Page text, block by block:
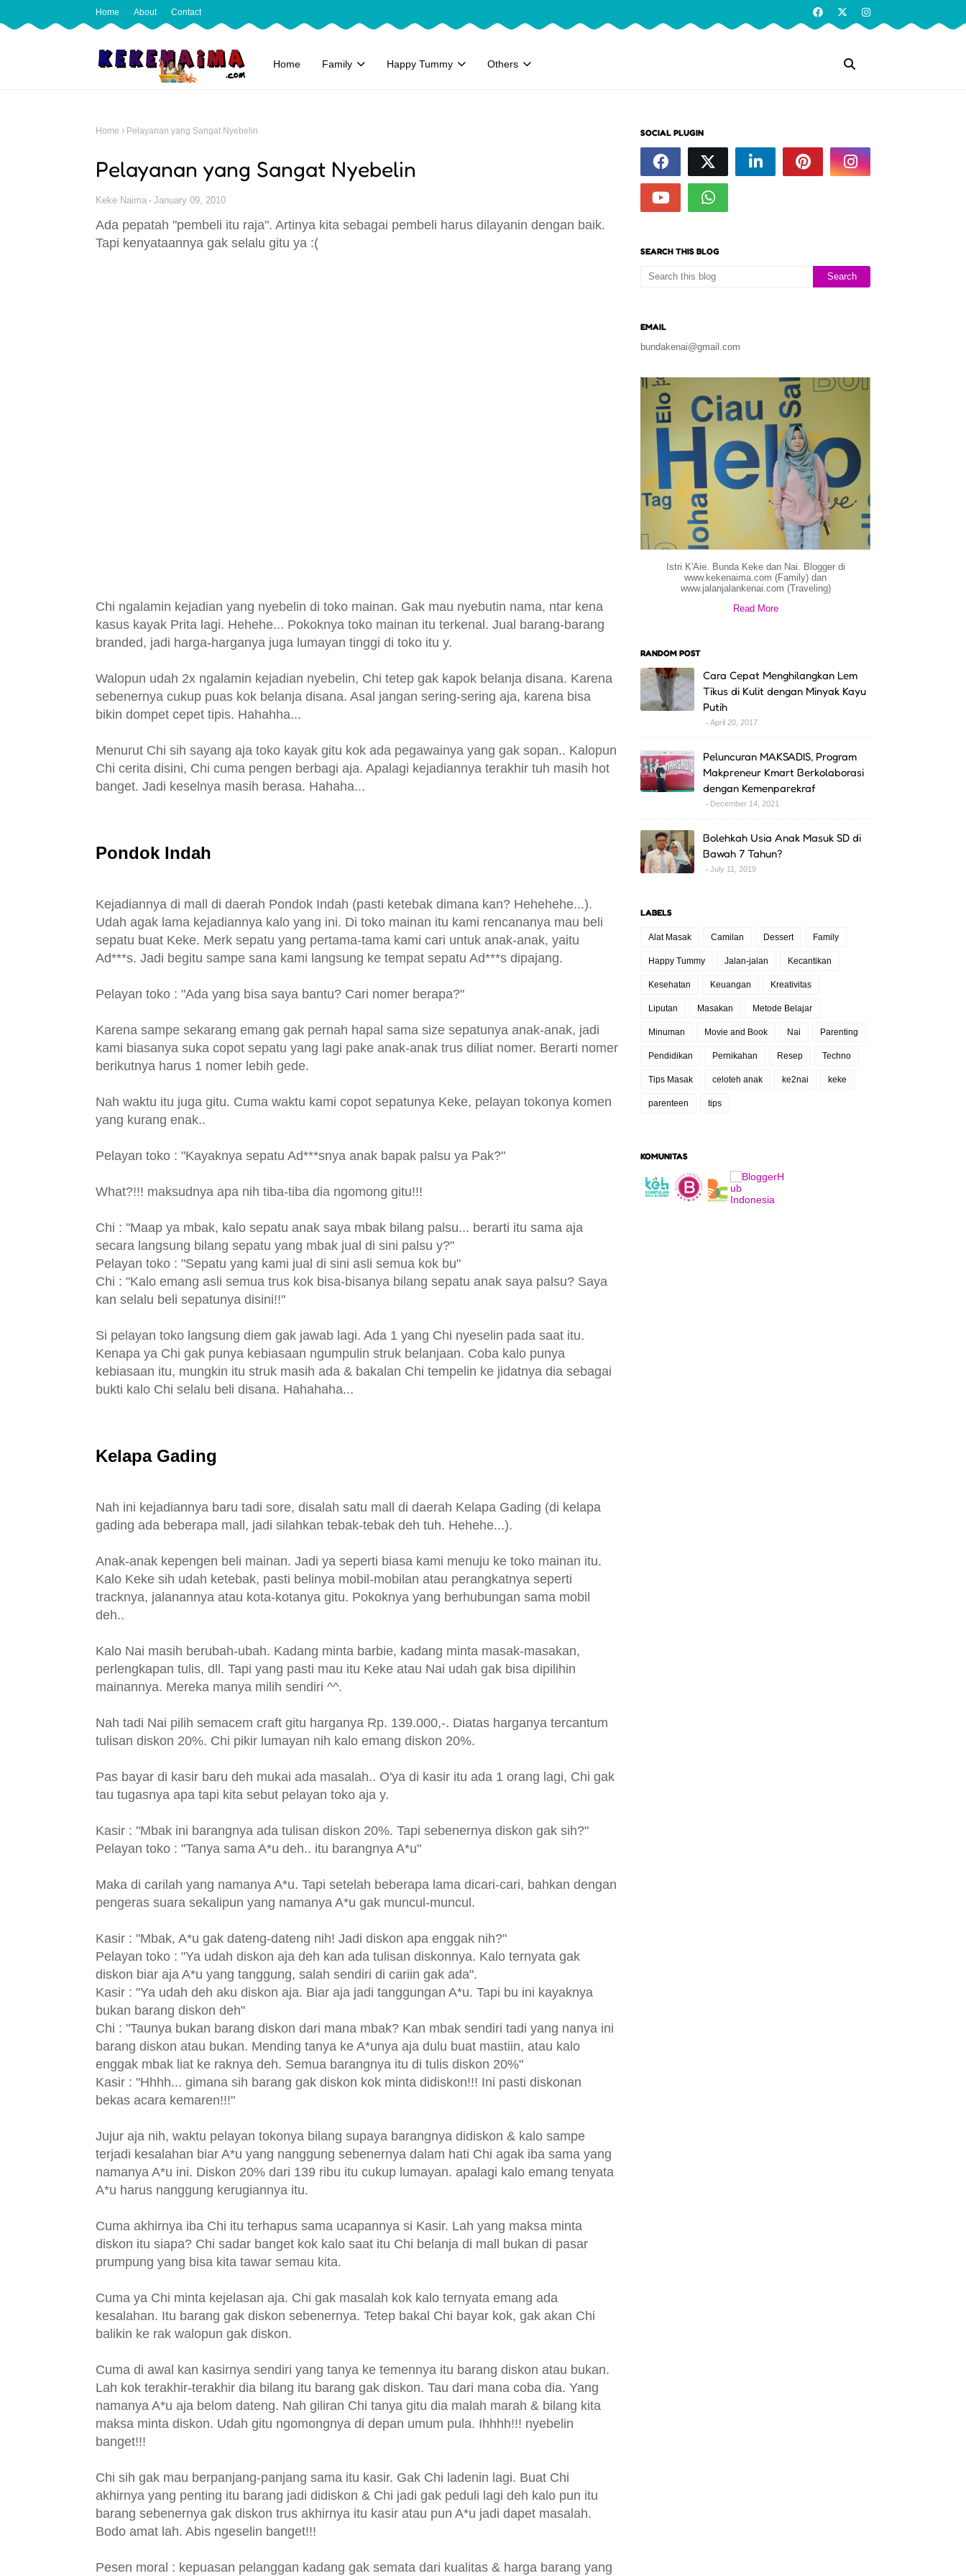
Home About Contact
Home Family Happy Tummy Others
Home Pelayanan yang Sangat Nyebelin
Pelayanan yang Sangat Nyebelin
Keke Naima January 09, 2010
Ada pepatah "pembeli itu raja". Artinya kita sebagai pembeli harus dilayanin dengan baik.
Tapi kenyataannya gak selalu gitu ya :(
Chi ngalamin kejadian yang nyebelin di toko mainan. Gak mau nyebutin nama, ntar kena
kasus kayak Prita lagi. Hehehe... Pokoknya toko mainan itu terkenal. Jual barang-barang
branded, jadi harga-harganya juga lumayan tinggi di toko itu y.
Walopun udah 2x ngalamin kejadian nyebelin, Chi tetep gak kapok belanja disana. Karena
sebenernya cukup puas kok belanja disana. Asal jangan sering-sering aja, karena bisa
bikin dompet cepet tipis. Hahahha...
Menurut Chi sih sayang aja toko kayak gitu kok ada pegawainya yang gak sopan.. Kalopun
Chi cerita disini, Chi cuma pengen berbagi aja. Apalagi kejadiannya terakhir tuh masih hot
banget. Jadi keselnya masih berasa. Hahaha...
Pondok Indah
Kejadiannya di mall di daerah Pondok Indah (pasti ketebak dimana kan? Hehehehe...).
Udah agak lama kejadiannya kalo yang ini. Di toko mainan itu kami rencananya mau beli
sepatu buat Keke. Merk sepatu yang pertama-tama kami cari untuk anak-anak, yaitu
Ad***s. Jadi begitu sampe sana kami langsung ke tempat sepatu Ad***s dipajang.
Pelayan toko : "Ada yang bisa saya bantu? Cari nomer berapa?"
Karena sampe sekarang emang gak pernah hapal sama size sepatunya anak-anak, jadi
kami biasanya suka copot sepatu yang lagi pake anak-anak trus diliat nomer. Berarti nomer
berikutnya harus 1 nomer lebih gede.
Nah waktu itu juga gitu. Cuma waktu kami copot sepatunya Keke, pelayan tokonya komen
yang kurang enak..
Pelayan toko : "Kayaknya sepatu Ad***snya anak bapak palsu ya Pak?"
What?!!! maksudnya apa nih tiba-tiba dia ngomong gitu!!!
Chi : "Maap ya mbak, kalo sepatu anak saya mbak bilang palsu... berarti itu sama aja
secara langsung bilang sepatu yang mbak jual di sini palsu y?"
Pelayan toko : "Sepatu yang kami jual di sini asli semua kok bu"
Chi : "Kalo emang asli semua trus kok bisa-bisanya bilang sepatu anak saya palsu? Saya
kan selalu beli sepatunya disini!!"
Si pelayan toko langsung diem gak jawab lagi. Ada 1 yang Chi nyeselin pada saat itu.
Kenapa ya Chi gak punya kebiasaan ngumpulin struk belanjaan. Coba kalo punya
kebiasaan itu, mungkin itu struk masih ada & bakalan Chi tempelin ke jidatnya dia sebagai
bukti kalo Chi selalu beli disana. Hahahaha...
Kelapa Gading
Nah ini kejadiannya baru tadi sore, disalah satu mall di daerah Kelapa Gading (di kelapa
gading ada beberapa mall, jadi silahkan tebak-tebak deh tuh. Hehehe...).
Anak-anak kepengen beli mainan. Jadi ya seperti biasa kami menuju ke toko mainan itu.
Kalo Keke sih udah ketebak, pasti belinya mobil-mobilan atau perangkatnya seperti
tracknya, jalanannya atau kota-kotanya gitu. Pokoknya yang berhubungan sama mobil
deh..
Kalo Nai masih berubah-ubah. Kadang minta barbie, kadang minta masak-masakan,
perlengkapan tulis, dll. Tapi yang pasti mau itu Keke atau Nai udah gak bisa dipilihin
mainannya. Mereka manya milih sendiri ^^.
Nah tadi Nai pilih semacem craft gitu harganya Rp. 139.000,-. Diatas harganya tercantum
tulisan diskon 20%. Chi pikir lumayan nih kalo emang diskon 20%.
Pas bayar di kasir baru deh mukai ada masalah.. O'ya di kasir itu ada 1 orang lagi, Chi gak
tau tugasnya apa tapi kita sebut pelayan toko aja y.
Kasir : "Mbak ini barangnya ada tulisan diskon 20%. Tapi sebenernya diskon gak sih?"
Pelayan toko : "Tanya sama A*u deh.. itu barangnya A*u"
Maka di carilah yang namanya A*u. Tapi setelah beberapa lama dicari-cari, bahkan dengan
pengeras suara sekalipun yang namanya A*u gak muncul-muncul.
Kasir : "Mbak, A*u gak dateng-dateng nih! Jadi diskon apa enggak nih?"
Pelayan toko : "Ya udah diskon aja deh kan ada tulisan diskonnya. Kalo ternyata gak
diskon biar aja A*u yang tanggung, salah sendiri di cariin gak ada".
Kasir : "Ya udah deh aku diskon aja. Biar aja jadi tanggungan A*u. Tapi bu ini kayaknya
bukan barang diskon deh"
Chi : "Taunya bukan barang diskon dari mana mbak? Kan mbak sendiri tadi yang nanya ini
barang diskon atau bukan. Mending tanya ke A*unya aja dulu buat mastiin, atau kalo
enggak mbak liat ke raknya deh. Semua barangnya itu di tulis diskon 20%"
Kasir : "Hhhh... gimana sih barang gak diskon kok minta didiskon!!! Ini pasti diskonan
bekas acara kemaren!!!"
Jujur aja nih, waktu pelayan tokonya bilang supaya barangnya didiskon & kalo sampe
terjadi kesalahan biar A*u yang nanggung sebenernya dalam hati Chi agak iba sama yang
namanya A*u ini. Diskon 20% dari 139 ribu itu cukup lumayan. apalagi kalo emang tenyata
A*u harus nanggung kerugiannya itu.
Cuma akhirnya iba Chi itu terhapus sama ucapannya si Kasir. Lah yang maksa minta
diskon itu siapa? Chi sadar banget kok kalo saat itu Chi belanja di mall bukan di pasar
prumpung yang bisa kita tawar semau kita.
Cuma ya Chi minta kejelasan aja. Chi gak masalah kok kalo ternyata emang ada
kesalahan. Itu barang gak diskon sebenernya. Tetep bakal Chi bayar kok, gak akan Chi
balikin ke rak walopun gak diskon.
Cuma di awal kan kasirnya sendiri yang tanya ke temennya itu barang diskon atau bukan.
Lah kok terakhir-terakhir dia bilang itu barang gak diskon. Tau dari mana coba dia. Yang
namanya A*u aja belom dateng. Nah giliran Chi tanya gitu dia malah marah & bilang kita
maksa minta diskon. Udah gitu ngomongnya di depan umum pula. Ihhhh!!! nyebelin
banget!!!
Chi sih gak mau berpanjang-panjang sama itu kasir. Gak Chi ladenin lagi. Buat Chi
akhirnya yang penting itu barang jadi didiskon & Chi jadi gak peduli lagi deh kalo pun itu
barang sebenernya gak diskon trus akhirnya itu kasir atau pun A*u jadi dapet masalah.
Bodo amat lah. Abis ngeselin banget!!!
Pesen moral : kepuasan pelanggan kadang gak semata dari kualitas & harga barang yang
SOCIAL PLUGIN
SEARCH THIS BLOG
EMAIL
bundakenai@gmail.com
Istri K'Aie. Bunda Keke dan Nai. Blogger di
www.kekenaima.com (Family) dan
www.jalanjalankenai.com (Traveling)
Read More
RANDOM POST
Cara Cepat Menghilangkan Lem
Tikus di Kulit dengan Minyak Kayu
Putih
April 20, 2017
Peluncuran MAKSADIS, Program
Makpreneur Kmart Berkolaborasi
dengan Kemenparekraf
December 14, 2021
Bolehkah Usia Anak Masuk SD di
Bawah 7 Tahun?
July 11, 2019
LABELS
Alat Masak Camilan Dessert Family
Happy Tummy Jalan-jalan Kecantikan
Kesehatan Keuangan Kreativitas
Liputan Masakan Metode Belajar
Minuman Movie and Book Nai Parenting
Pendidikan Pernikahan Resep Techno
Tips Masak celoteh anak ke2nai keke
parenteen tips
KOMUNITAS